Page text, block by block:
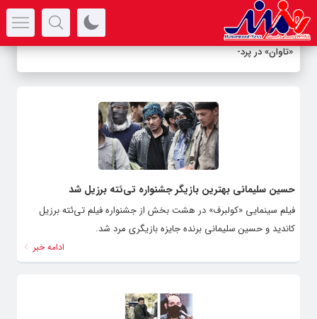
«تاوان» در پردیس-
حسین سلیمانی بهترین بازیگر جشنواره تی‌ئته برزیل شد
فیلم‌ سینمایی «کولبرف» در هشت بخش از جشنواره فیلم تی‌ئته برزیل
کاندید و حسین سلیمانی برنده‌ جایزه بازیگری مرد شد.
ادامه خبر